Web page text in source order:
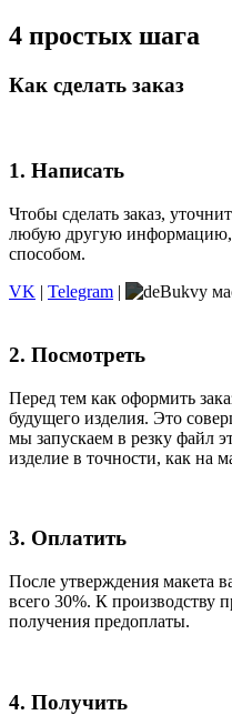
4 простых шага
Как сделать заказ
1. Написать
Чтобы сделать заказ,
любую другую
способом.
VK | Telegram |
2. Посмотреть
Перед тем как оформить
будущего изделия. Это
мы запускаем в резку файл
изделие в точности, как на
3. Оплатить
После утверждения макета
всего 30%. К производству
получения предоплаты.
4. Получить